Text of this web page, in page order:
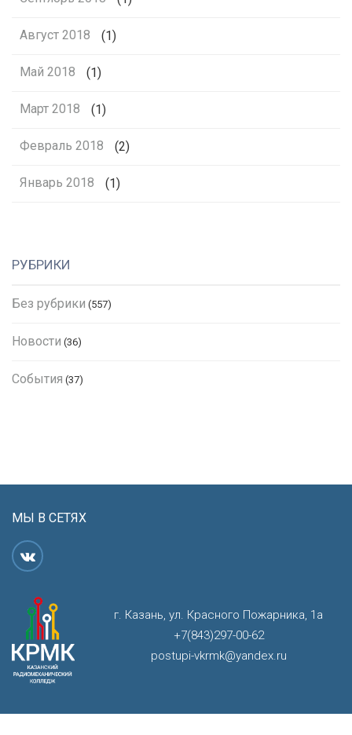
Август 2018 (1)
Май 2018 (1)
Март 2018 (1)
Февраль 2018 (2)
Январь 2018 (1)
РУБРИКИ
Без рубрики (557)
Новости (36)
События (37)
МЫ В СЕТЯХ
г. Казань, ул. Красного Пожарника, 1а
+7(843)297-00-62
postupi-vkrmk@yandex.ru